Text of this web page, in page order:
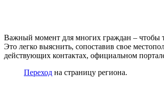
Важный момент для многих граждан – чтобы
Это легко выяснить, сопоставив свое
действующих контактах, официальном
Переход на страницу региона.